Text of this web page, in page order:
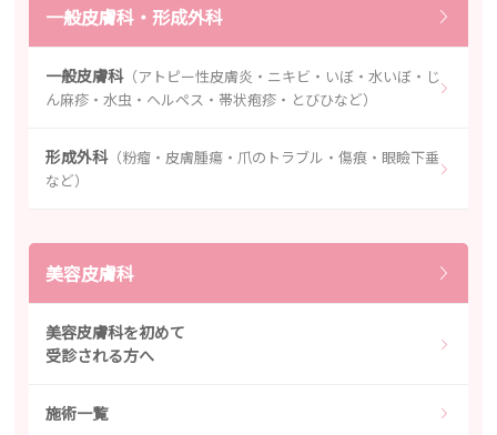
一般皮膚科・形成外科
一般皮膚科（アトピー性皮膚炎・ニキビ・いぼ・水いぼ・じ
ん麻疹・水虫・ヘルペス・帯状疱疹・とびひなど）
形成外科（粉瘤・皮膚腫瘍・爪のトラブル・傷痕・眼瞼下垂
など）
美容皮膚科
美容皮膚科を初めて
受診される方へ
施術一覧